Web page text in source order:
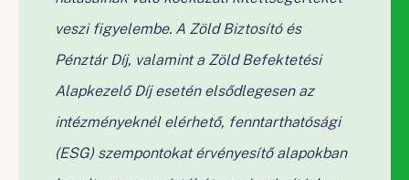
veszi figyelembe. A Zöld Biztosító és
Pénztár Díj, valamint a Zöld Befektetési
Alapkezelő Díj esetén elsődlegesen az
intézményeknél elérhető, fenntarthatósági
(ESG) szempontokat érvényesítő alapokban